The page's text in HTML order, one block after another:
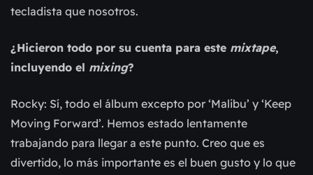
tecladista que nosotros.
¿Hicieron todo por su cuenta para este mixtape,
incluyendo el mixing?
Rocky: Sí, todo el álbum excepto por ‘Malibu’ y ‘Keep
Moving Forward’. Hemos estado lentamente
trabajando para llegar a este punto. Creo que es
divertido, lo más importante es el buen gusto y lo que